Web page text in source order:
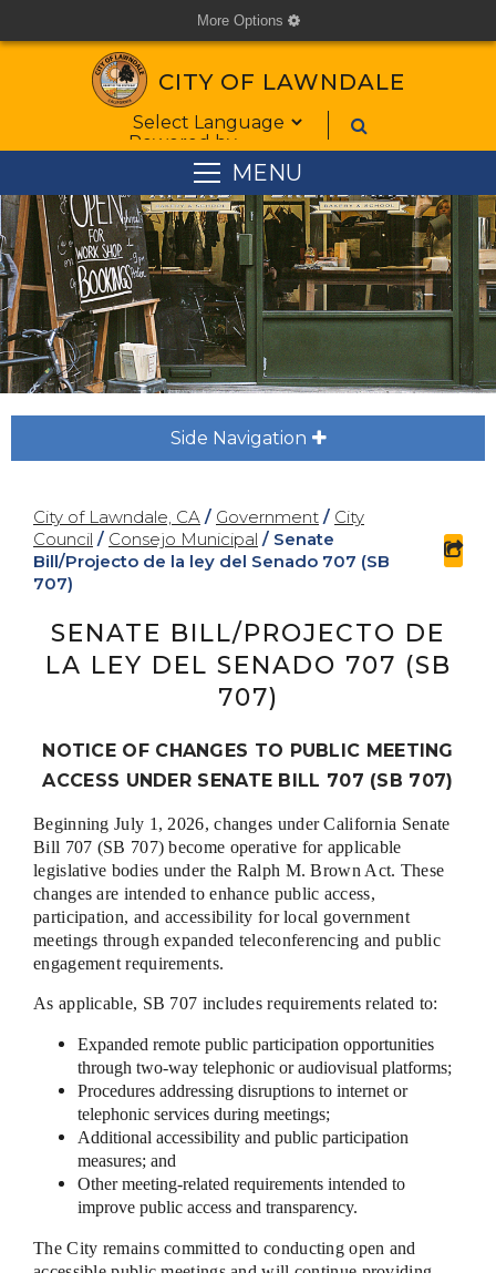
More Options cog
CITY OF LAWNDALE
Form Field 1
Powered by
MENU
Side Navigation plus
City of Lawndale, CA / Government / City
Council / Consejo Municipal / Senate
Bill/Projecto de la ley del Senado 707 (SB
707)
SENATE BILL/PROJECTO DE
LA LEY DEL SENADO 707 (SB
707)
NOTICE OF CHANGES TO PUBLIC MEETING
ACCESS UNDER SENATE BILL 707 (SB 707)
Beginning July 1, 2026, changes under California Senate
Bill 707 (SB 707) become operative for applicable
legislative bodies under the Ralph M. Brown Act. These
changes are intended to enhance public access,
participation, and accessibility for local government
meetings through expanded teleconferencing and public
engagement requirements.
As applicable, SB 707 includes requirements related to:
Expanded remote public participation opportunities
through two-way telephonic or audiovisual platforms;
Procedures addressing disruptions to internet or
telephonic services during meetings;
Additional accessibility and public participation
measures; and
Other meeting-related requirements intended to
improve public access and transparency.
The City remains committed to conducting open and